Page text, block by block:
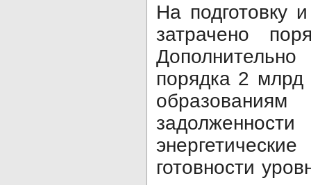
На подготовку
затрачено
порядка 2
готовности